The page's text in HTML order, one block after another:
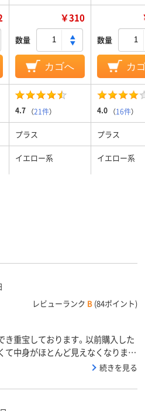
￥310
数量
カゴへ
数量
カ
4.7 （21件） 4.0 （16件）
プラス プラス
イエロー系 イエロー系
レビューランク B (84ポイント)
重宝しております。以前購入した
て中身がほとんど見えなくなりまし
続きを見る